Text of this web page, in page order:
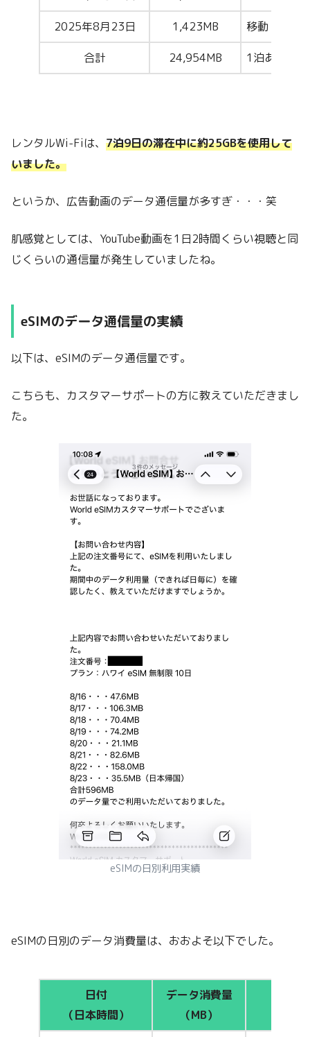
2025年8月23日 1,423MB 移動（ホノ
合計 24,954MB 1泊あたり
レンタルWi-Fiは、 7泊9日の滞在中に約25GBを使用して
いました。
というか、広告動画のデータ通信量が多すぎ・・・笑
肌感覚としては、YouTube動画を1日2時間くらい視聴と同
じくらいの通信量が発生していましたね。
eSIMのデータ通信量の実績
以下は、eSIMのデータ通信量です。
こちらも、カスタマーサポートの方に教えていただきまし
た。
eSIMの日別利用実績
eSIMの日別のデータ消費量は、おおよそ以下でした。
日付
（日本時間）
データ消費量
（MB）